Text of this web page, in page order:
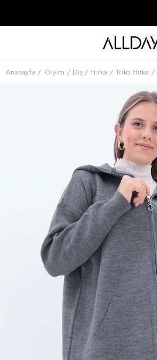
Anasayfa Giyim Dış Hırka Triko Hırka